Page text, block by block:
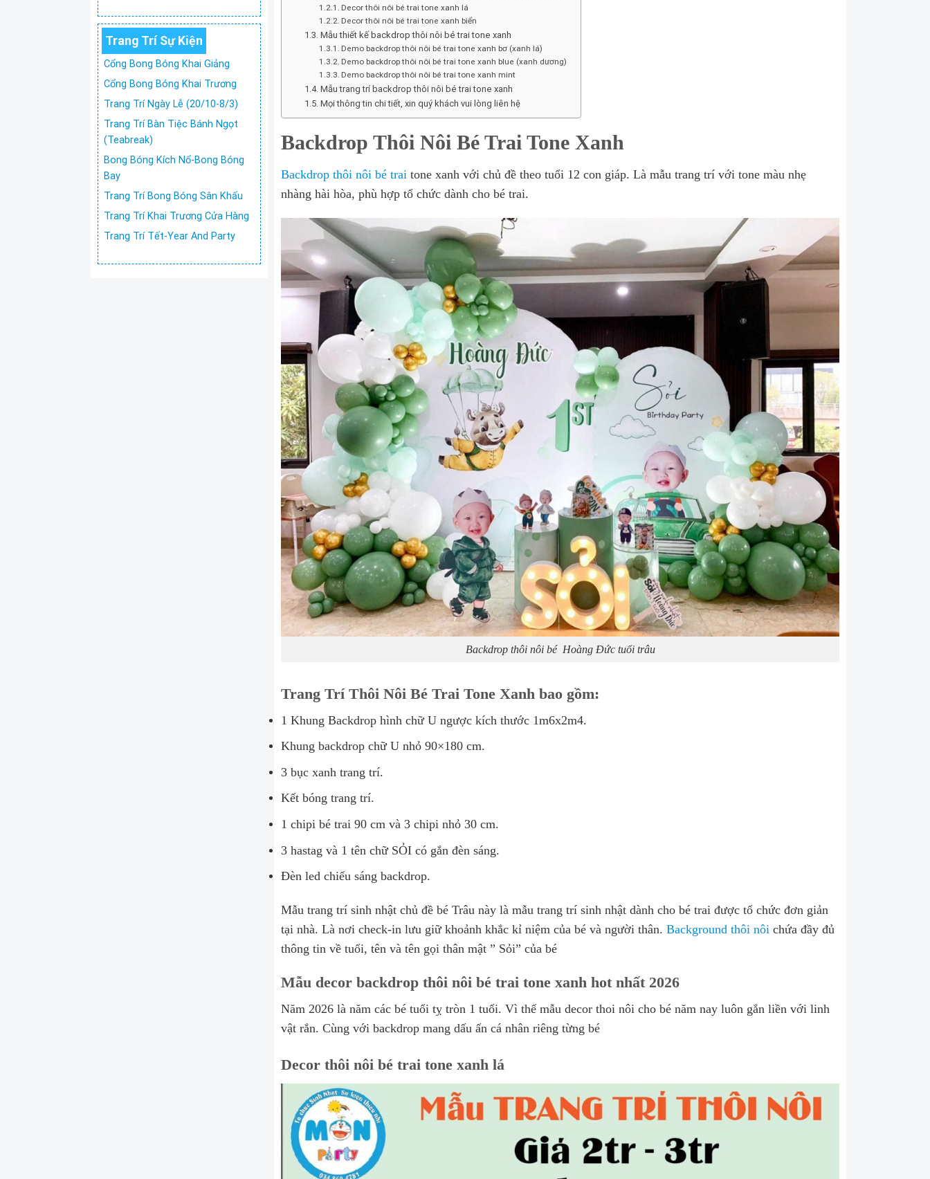
Trang Trí Sự Kiện
Cổng Bong Bóng Khai Giảng
Cổng Bong Bóng Khai Trương
Trang Trí Ngày Lễ (20/10-8/3)
Trang Trí Bàn Tiệc Bánh Ngọt
(Teabreak)
Bong Bóng Kích Nổ-Bong Bóng
Bay
Trang Trí Bong Bóng Sân Khấu
Trang Trí Khai Trương Cửa Hàng
Trang Trí Tết-Year And Party
Decor thôi nôi bé trai tone xanh lá
Decor thôi nôi bé trai tone xanh biển
Mẫu thiết kế backdrop thôi nôi bé trai tone xanh
Demo backdrop thôi nôi bé trai tone xanh bơ (xanh lá)
Demo backdrop thôi nôi bé trai tone xanh blue (xanh dương)
Demo backdrop thôi nôi bé trai tone xanh mint
Mẫu trang trí backdrop thôi nôi bé trai tone xanh
Mọi thông tin chi tiết, xin quý khách vui lòng liên hệ
Backdrop Thôi Nôi Bé Trai Tone Xanh
Backdrop thôi nôi bé trai tone xanh với chủ đề theo tuổi 12 con giáp. Là mẫu trang trí với tone màu nhẹ
nhàng hài hòa, phù hợp tổ chức dành cho bé trai.
Backdrop thôi nôi bé Hoàng Đức tuổi trâu
Trang Trí Thôi Nôi Bé Trai Tone Xanh bao gồm:
1 Khung Backdrop hình chữ U ngược kích thước 1m6x2m4.
Khung backdrop chữ U nhỏ 90×180 cm.
3 bục xanh trang trí.
Kết bóng trang trí.
1 chipi bé trai 90 cm và 3 chipi nhỏ 30 cm.
3 hastag và 1 tên chữ SỎI có gắn đèn sáng.
Đèn led chiếu sáng backdrop.
Mẫu trang trí sinh nhật chủ đề bé Trâu này là mẫu trang trí sinh nhật dành cho bé trai được tổ chức đơn giản
tại nhà. Là nơi check-in lưu giữ khoảnh khắc kỉ niệm của bé và người thân.Background thôi nôi chứa đầy đủ
thông tin về tuổi, tên và tên gọi thân mật ” Sỏi” của bé
Mẫu decor backdrop thôi nôi bé trai tone xanh hot nhất 2026
Năm 2026 là năm các bé tuổi tỵ tròn 1 tuổi. Vì thế mẫu decor thoi nôi cho bé năm nay luôn gắn liền với linh
vật rắn. Cùng với backdrop mang dấu ấn cá nhân riêng từng bé
Decor thôi nôi bé trai tone xanh lá